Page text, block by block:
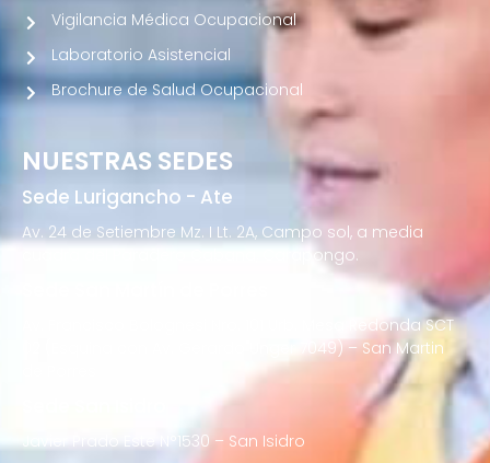
NUESTRAS SEDES
Sede Lurigancho - Ate
Av. 24 de Setiembre Mz. I Lt. 2A, Campo sol, a media
cuadra del Paradero Cabana, Carapongo.
Av. Francisco Bolognesi Nro. 101 Urb. Mesa Redonda SCT
02 (Esquina con Av. Gerardo Unger 7049) – San Martin
Javier Prado Este N°1530 – San Isidro
Vigilancia Médica Ocupacional
Laboratorio Asistencial
Brochure de Salud Ocupacional